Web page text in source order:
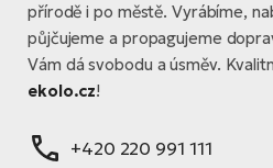
přírodě i po městě. Vyrábíme,
půjčujeme a propagujeme
Vám dá svobodu a úsměv.
ekolo.cz!
+420 220 991 111